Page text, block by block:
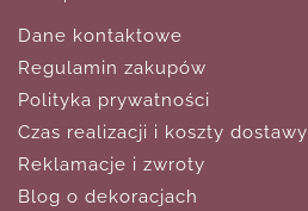
Dane kontaktowe
Regulamin zakupów
Polityka prywatności
Czas realizacji i koszty dostawy
Reklamacje i zwroty
Blog o dekoracjach